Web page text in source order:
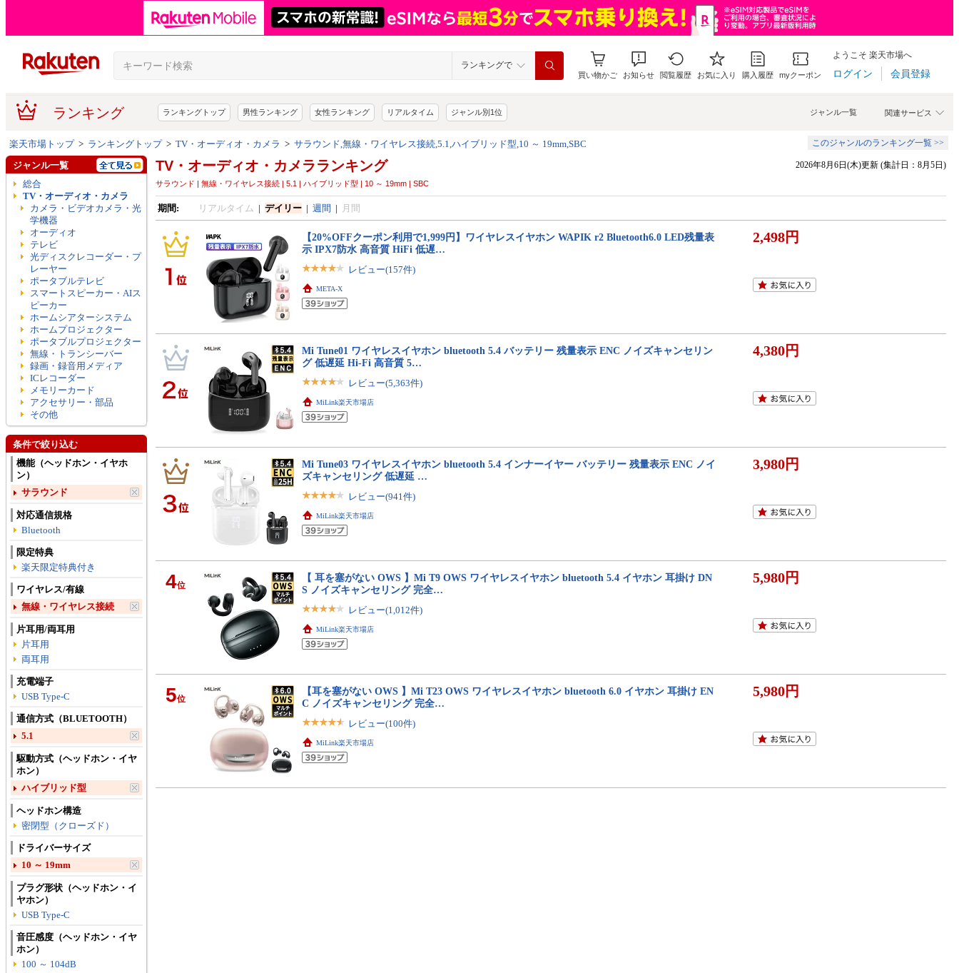
ランキングで
買い物かご お知らせ 閲覧履歴 お気に入り 購入履歴 myクーポン
ようこそ 楽天市場へ
ログイン 会員登録
ランキング 関連サービス
ジャンル一覧
ランキングトップ 男性ランキング 女性ランキング リアルタイム ジャンル別1位
楽天市場トップ> ランキングトップ> TV・オーディオ・カメラ > サラウンド,無線・ワイヤレス接続,5.1,ハイブリッド型,10 ～ 19mm,SBC このジャンルのランキング一覧 >>
TV・オーディオ・カメラランキング
サラウンド | 無線・ワイヤレス接続 | 5.1 | ハイブリッド型 | 10 ～ 19mm | SBC
2026年8月6日(木)更新 (集計日：8月5日)
期間: リアルタイム | デイリー| 週間 | 月間
【20%OFFクーポン利用で1,999円】ワイヤレスイヤホン WAPIK r2 Bluetooth6.0 LED残量表
示 IPX7防水 高音質 HiFi 低遅…
レビュー(157件)
META-X
2,498円
Mi Tune01 ワイヤレスイヤホン bluetooth 5.4 バッテリー 残量表示 ENC ノイズキャンセリン
グ 低遅延 Hi-Fi 高音質 5…
レビュー(5,363件)
MiLink楽天市場店
4,380円
Mi Tune03 ワイヤレスイヤホン bluetooth 5.4 インナーイヤー バッテリー 残量表示 ENC ノイ
ズキャンセリング 低遅延 …
レビュー(941件)
MiLink楽天市場店
3,980円
4位
【 耳を塞がない OWS 】Mi T9 OWS ワイヤレスイヤホン bluetooth 5.4 イヤホン 耳掛け DN
S ノイズキャンセリング 完全…
レビュー(1,012件)
MiLink楽天市場店
5,980円
5位
【耳を塞がない OWS 】Mi T23 OWS ワイヤレスイヤホン bluetooth 6.0 イヤホン 耳掛け EN
C ノイズキャンセリング 完全…
レビュー(100件)
MiLink楽天市場店
5,980円
ジャンル一覧
総合
TV・オーディオ・カメラ
カメラ・ビデオカメラ・光
学機器
オーディオ
テレビ
光ディスクレコーダー・プ
レーヤー
ポータブルテレビ
スマートスピーカー・AIス
ピーカー
ホームシアターシステム
ホームプロジェクター
ポータブルプロジェクター
無線・トランシーバー
録画・録音用メディア
ICレコーダー
メモリーカード
アクセサリー・部品
その他
条件で絞り込む
機能（ヘッドホン・イヤホ
ン）
サラウンド
対応通信規格
Bluetooth
限定特典
楽天限定特典付き
ワイヤレス/有線
無線・ワイヤレス接続
片耳用/両耳用
片耳用
両耳用
充電端子
USB Type-C
通信方式（BLUETOOTH）
5.1
駆動方式（ヘッドホン・イヤ
ホン）
ハイブリッド型
ヘッドホン構造
密閉型（クローズド）
ドライバーサイズ
10 ～ 19mm
プラグ形状（ヘッドホン・イ
ヤホン）
USB Type-C
音圧感度（ヘッドホン・イヤ
ホン）
100 ～ 104dB